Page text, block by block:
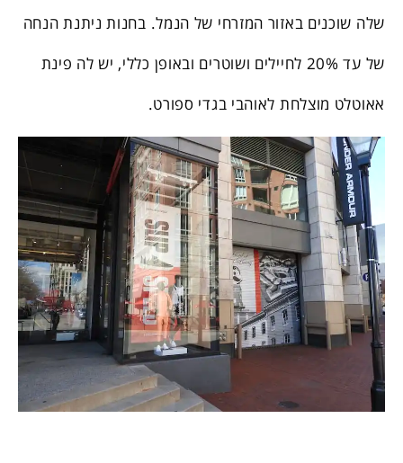
שלה שוכנים באזור המזרחי של הנמל. בחנות ניתנת הנחה
של עד 20% לחיילים ושוטרים ובאופן כללי, יש לה פינת
אאוטלט מוצלחת לאוהבי בגדי ספורט.